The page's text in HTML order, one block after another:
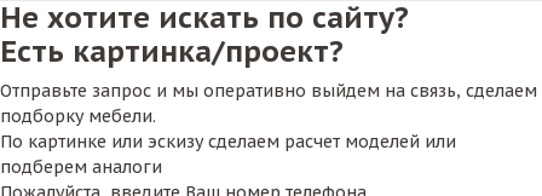
Не хотите искать по сайту?
Есть картинка/проект?
Отправьте запрос и мы оперативно выйдем на связь, сделаем
подборку мебели.
По картинке или эскизу сделаем расчет моделей или
подберем аналоги